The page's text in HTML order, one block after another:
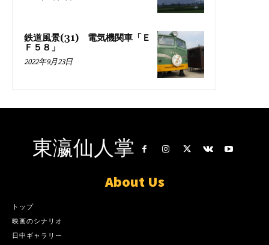
鉄道風景(31) 電気機関車「Ｅ
Ｆ５８」
2022年9月23日
東瀛仙人掌
About Us
トップ
映画のシナリオ
日中ギャラリー